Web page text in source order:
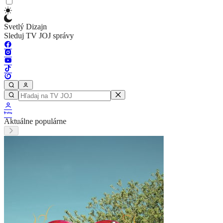
Svetlý Dizajn
Sleduj TV JOJ správy
Aktuálne populárne